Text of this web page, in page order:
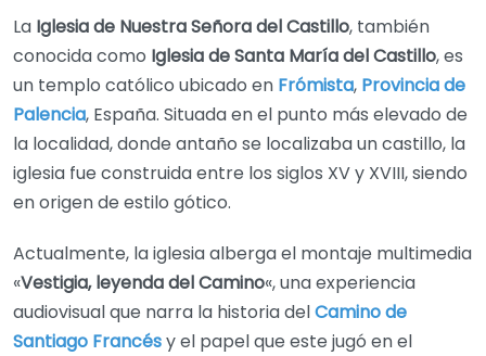
La Iglesia de Nuestra Señora del Castillo, también
conocida como Iglesia de Santa María del Castillo, es
un templo católico ubicado en Frómista, Provincia de
Palencia, España. Situada en el punto más elevado de
la localidad, donde antaño se localizaba un castillo, la
iglesia fue construida entre los siglos XV y XVIII, siendo
en origen de estilo gótico.
Actualmente, la iglesia alberga el montaje multimedia
«Vestigia, leyenda del Camino«, una experiencia
audiovisual que narra la historia delCamino de
Santiago Francésy el papel que este jugó en el